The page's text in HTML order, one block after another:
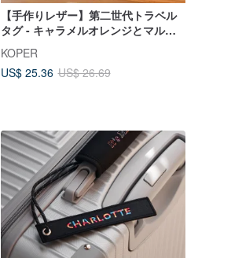
【手作りレザー】第二世代トラベル
タグ - キャラメルオレンジとマルチ
製）
KOPER
US$ 25.36 US$ 26.69